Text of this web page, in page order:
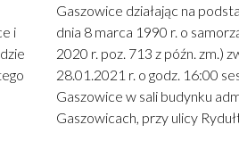
i
Gaszowice działając na
dnia 8 marca 1990 r. o
2020 r. poz. 713 z późn. zm.)
28.01.2021 r. o godz. 16:00
Gaszowice w sali budynku
Gaszowicach, przy ulicy